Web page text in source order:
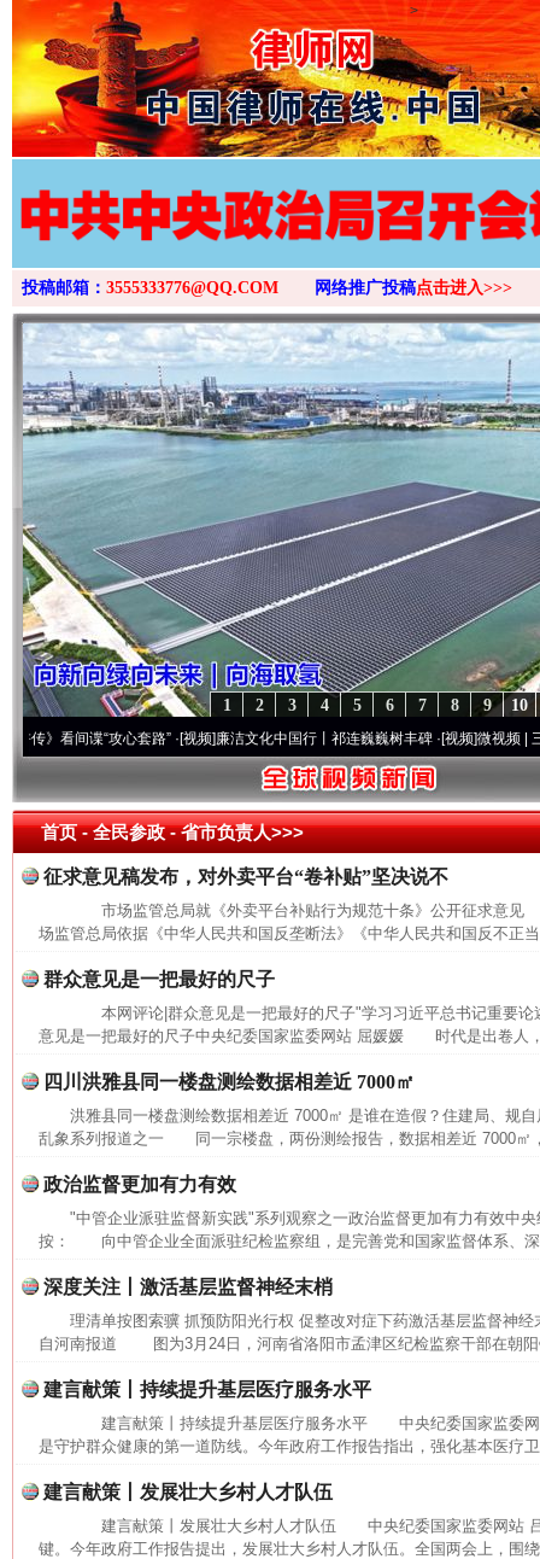
>
投稿邮箱： 3555333776@QQ.COM 网络推广投稿点击进入>>>
10
9
8
7
6
5
4
3
2
1
看间谍“攻心套路”·[视频]廉洁文化中国行丨祁连巍巍树丰碑·[视频]微视频 | 三峡也
首页- 全民参政 -省市负责人>>>
征求意见稿发布，对外卖平台“卷补贴”坚决说不
市场监管总局就《外卖平台补贴行为规范十条》公开征求意
场监管总局依据《中华人民共和国反垄断法》《中华人民共和国反不正
群众意见是一把最好的尺子
本网评论|群众意见是一把最好的尺子"学习习近平总书记重要论
意见是一把最好的尺子中央纪委国家监委网站 屈媛媛 时代是出卷人
四川洪雅县同一楼盘测绘数据相差近 7000㎡
洪雅县同一楼盘测绘数据相差近 7000㎡ 是谁在造假？住建局、规
乱象系列报道之一 同一宗楼盘，两份测绘报告，数据相差近 7000㎡
政治监督更加有力有效
"中管企业派驻监督新实践"系列观察之一政治监督更加有力有效
按： 向中管企业全面派驻纪检监察组，是完善党和国家监督体系、
深度关注丨激活基层监督神经末梢
理清单按图索骥 抓预防阳光行权 促整改对症下药激活基层监督神
自河南报道 图为3月24日，河南省洛阳市孟津区纪检监察干部在朝阳
建言献策丨持续提升基层医疗服务水平
建言献策丨持续提升基层医疗服务水平 中央纪委国家监委
是守护群众健康的第一道防线。今年政府工作报告指出，强化基本医疗
建言献策丨发展壮大乡村人才队伍
建言献策丨发展壮大乡村人才队伍 中央纪委国家监委网站
键。今年政府工作报告提出，发展壮大乡村人才队伍。全国两会上，围
这是一记警钟！ 谢
在谋一域中谋全局
今
习近平的博鳌关键词
“刷贴”乱象丛生
生
揭批美国五大"原罪" "炒